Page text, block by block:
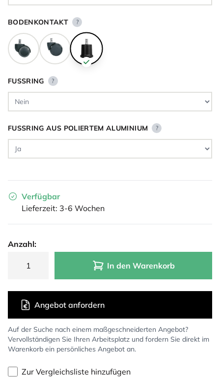
BODENKONTAKT ?
FUSSRING ?
FUSSRING AUS POLIERTEM ALUMINIUM ?
Verfügbar
Lieferzeit: 3-6 Wochen
Anzahl:
In den Warenkorb
Auf der Suche nach einem maßgeschneiderten Angebot?
Vervollständigen Sie Ihren Arbeitsplatz und fordern Sie direkt im
Warenkorb ein persönliches Angebot an.
Angebot anfordern
Zur Vergleichsliste hinzufügen